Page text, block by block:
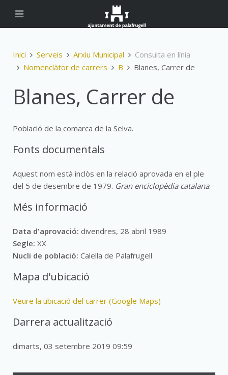
Inici Serveis Arxiu Municipal
Consulta en línia
Nomenclàtor de carrers
B Blanes, Carrer de
Blanes, Carrer de
Població de la comarca de la Selva.
Fonts documentals
Aquest nom està inclòs en la relació aprovada en el ple
del 5 de desembre de 1979. Gran enciclopèdia catalana.
Més informació
Data d'aprovació: divendres, 28 abril 1989
Segle: XX
Nucli de població: Calella de Palafrugell
Mapa d'ubicació
Veure la ubicació del carrer (Google Maps)
Darrera actualització
dimarts, 03 setembre 2019 09:59